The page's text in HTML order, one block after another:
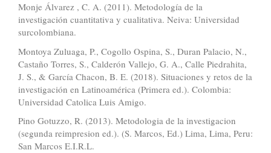
Monje Álvarez , C. A. (2011). Metodología de la
investigación cuantitativa y cualitativa. Neiva: Universidad
surcolombiana.
Montoya Zuluaga, P., Cogollo Ospina, S., Duran Palacio, N.,
Castaño Torres, S., Calderón Vallejo, G. A., Calle Piedrahita,
J. S., & García Chacon, B. E. (2018). Situaciones y retos de la
investigación en Latinoamérica (Primera ed.). Colombia:
Universidad Catolica Luis Amigo.
Pino Gotuzzo, R. (2013). Metodologia de la investigacion
(segunda reimpresion ed.). (S. Marcos, Ed.) Lima, Lima, Peru:
San Marcos E.I.R.L.